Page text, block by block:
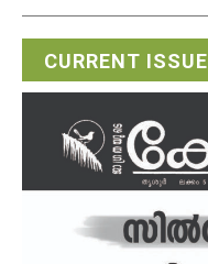
CURRENT ISSUE